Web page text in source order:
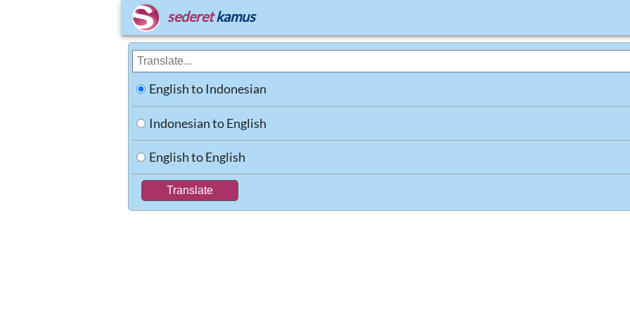
sederet kamus
English to Indonesian
Indonesian to English
English to English